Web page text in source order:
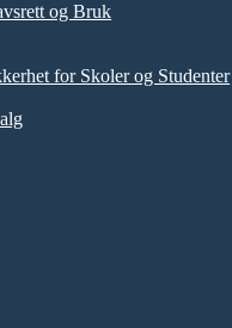
og Bruk
for Skoler og Studenter